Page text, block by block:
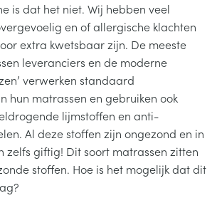
is dat het niet. Wij hebben veel
en of allergische klachten
extra kwetsbaar zijn. De meeste
leveranciers en de moderne
verwerken standaard
hun matrassen en gebruiken ook
lijmstoffen en anti-
Al deze stoffen zijn ongezond en in
zelfs giftig! Dit soort matrassen zitten
stoffen. Hoe is het mogelijk dat dit